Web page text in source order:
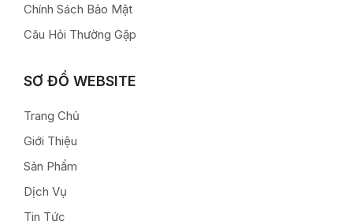
Chính Sách Bảo Mật
Câu Hỏi Thường Gặp
SƠ ĐỒ WEBSITE
Trang Chủ
Giới Thiệu
Sản Phẩm
Dịch Vụ
Tin Tức